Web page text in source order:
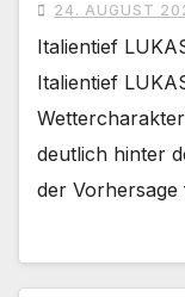
24. AUGUST
Italientief
Italientief
deutlich hinter
der